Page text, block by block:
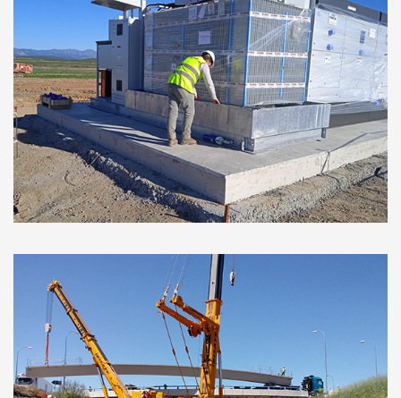
Parque Fotovoltaico de Francisco Pizarro